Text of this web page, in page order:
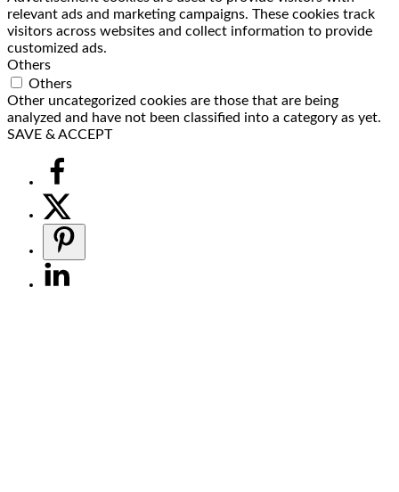
relevant ads and marketing campaigns. These cookies track
visitors across websites and collect information to provide
customized ads.
Others
Others
Other uncategorized cookies are those that are being
analyzed and have not been classified into a category as yet.
SAVE & ACCEPT